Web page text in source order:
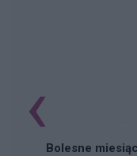
Bolesne
‹